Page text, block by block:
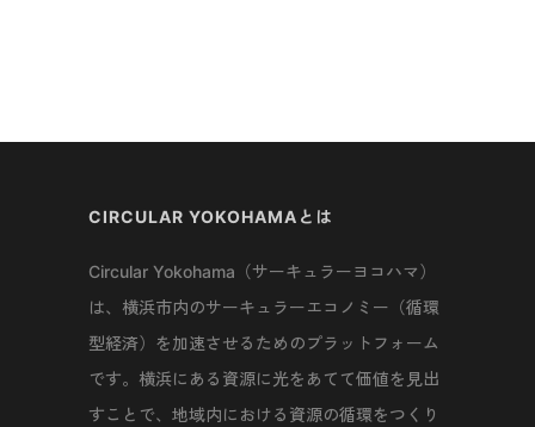
CIRCULAR YOKOHAMAとは
Circular Yokohama（サーキュラーヨコハマ）
は、横浜市内のサーキュラーエコノミー（循環
型経済）を加速させるためのプラットフォーム
です。横浜にある資源に光をあてて価値を見出
すことで、地域内における資源の循環をつくり